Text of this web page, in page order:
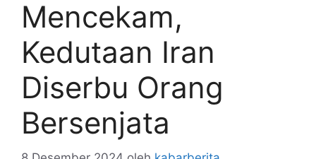
Mencekam,
Kedutaan Iran
Diserbu Orang
Bersenjata